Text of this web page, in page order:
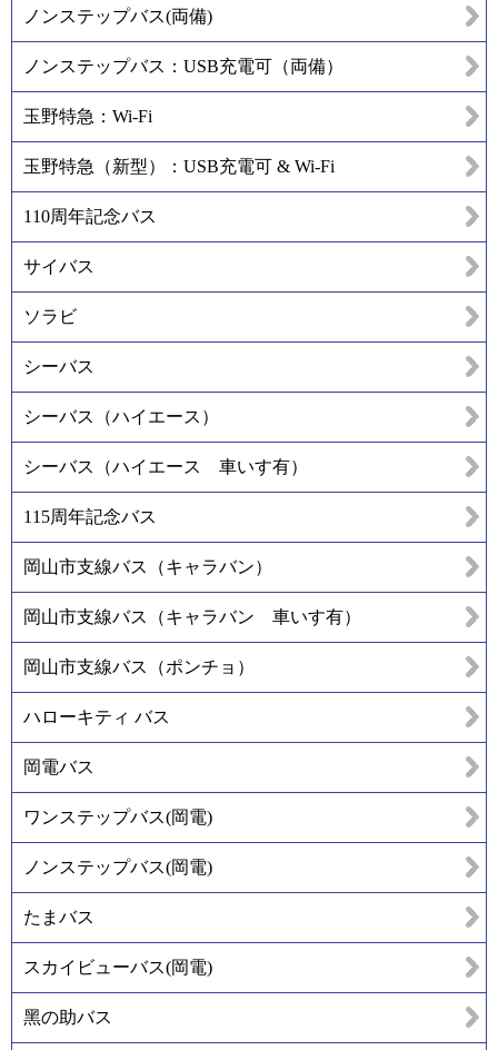
ノンステップバス(両備)
ノンステップバス：USB充電可（両備）
玉野特急：Wi-Fi
玉野特急（新型）：USB充電可 & Wi-Fi
110周年記念バス
サイバス
ソラビ
シーバス
シーバス（ハイエース）
シーバス（ハイエース 車いす有）
115周年記念バス
岡山市支線バス（キャラバン）
岡山市支線バス（キャラバン 車いす有）
岡山市支線バス（ポンチョ）
ハローキティ バス
岡電バス
ワンステップバス(岡電)
ノンステップバス(岡電)
たまバス
スカイビューバス(岡電)
黑の助バス